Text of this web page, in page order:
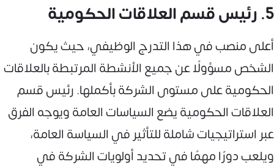
5. رئيس قسم العلاقات الحكومية
أعلى منصب في هذا التدرج الوظيفي، حيث يكون
الشخص مسؤولًا عن جميع الأنشطة المرتبطة بالعلاقات
الحكومية على مستوى الشركة بأكملها. رئيس قسم
العلاقات الحكومية يضع السياسات العامة ويوجه الفرق
عبر استراتيجيات شاملة للتأثير في السياسة العامة،
ويلعب دورًا مهمًا في تحديد أولويات الشركة في